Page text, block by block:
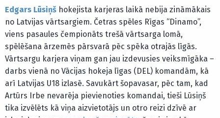
Edgars Lūsiņš hokejista karjeras laikā nebija zināmākais
no Latvijas vārtsargiem. Četras spēles Rīgas “Dinamo”,
viens pasaules čempionāts trešā vārtsarga lomā,
spēlēšana ārzemēs pārsvarā pēc spēka otrajās līgās.
Vārtsargu karjera viņam gan jau izdevusies veiksmīgāka –
darbs vienā no Vācijas hokeja līgas (DEL) komandām, kā
arī Latvijas U18 izlasē. Savukārt šopavasar, pēc tam, kad
Artūrs Irbe nevarēja pievienoties komandai, tieši Lūsiņš
tika izvēlēts kā viņa aizvietotājs un otro reizi dzīvē ar